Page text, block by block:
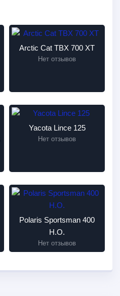
Arctic Cat TBX 700 XT
Нет отзывов
Yacota Lince 125
Нет отзывов
Polaris Sportsman 400
H.O.
Нет отзывов